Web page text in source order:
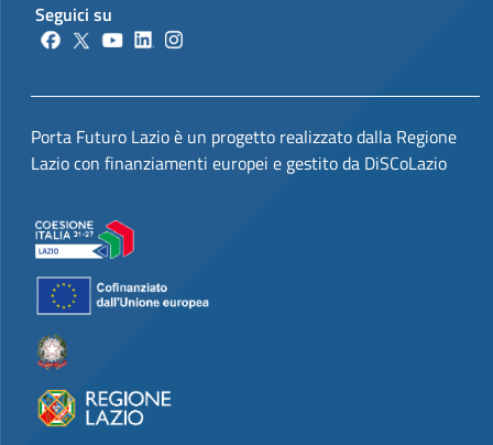
Seguici su
Porta Futuro Lazio è un progetto realizzato dalla Regione
Lazio con finanziamenti europei e gestito da DiSCoLazio